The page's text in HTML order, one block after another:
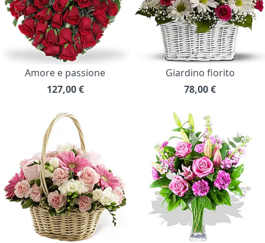
Amore e passione
127,00 €
Giardino fiorito
78,00€